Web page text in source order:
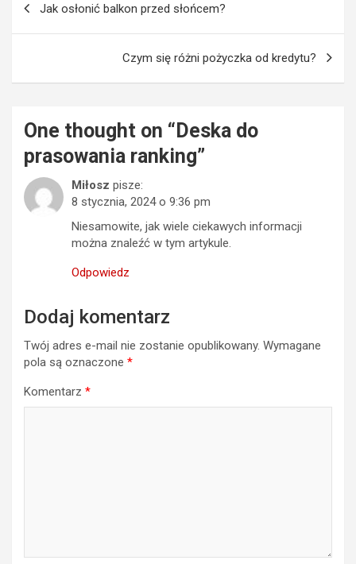
Jak osłonić balkon przed słońcem?
Czym się różni pożyczka od kredytu?
One thought on “ Deska do
prasowania ranking”
Miłosz pisze:
8 stycznia, 2024 o 9:36 pm
Niesamowite, jak wiele ciekawych informacji
można znaleźć w tym artykule.
Odpowiedz
Dodaj komentarz
Twój adres e-mail nie zostanie opublikowany. Wymagane
pola są oznaczone *
Komentarz *